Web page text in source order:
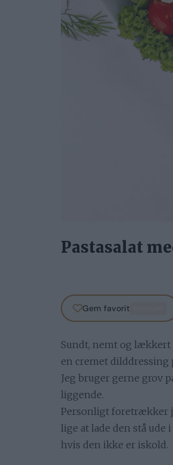
Pastasalat
Gem favorit
Sundt, nemt og lækkert
en cremet dilddressing
Jeg bruger gerne grov
liggende.
Personligt foretrækker
lige at lade den stå ude
hvis den ikke er iskold.